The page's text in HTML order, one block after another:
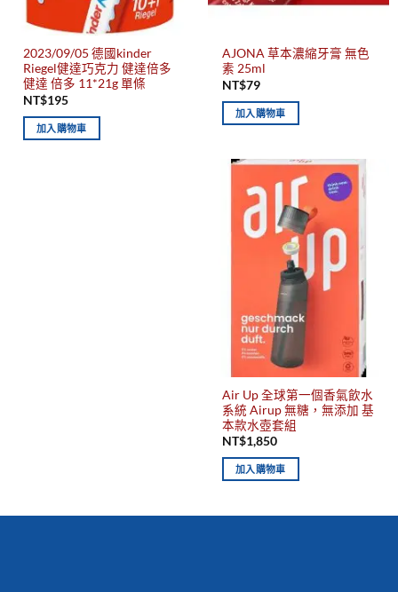
2023/09/05 德國kinder
Riegel健達巧克力 健達倍多
健達 倍多 11*21g 單條
NT$195
加入購物車
AJONA 草本濃縮牙膏 無色
素 25ml
NT$79
加入購物車
Air Up 全球第一個香氣飲水
系統 Airup 無糖，無添加 基
本款水壺套組
NT$1,850
加入購物車